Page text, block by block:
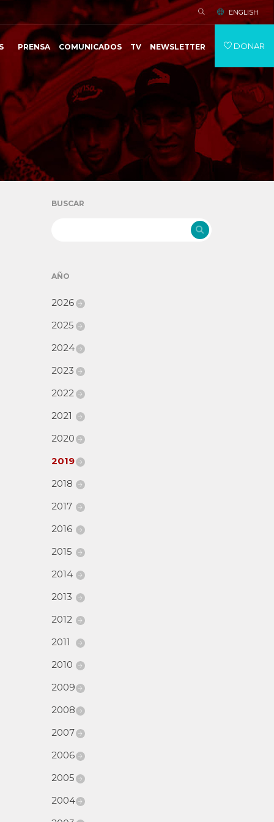
ENGLISH
PRENSA COMUNICADOS TV NEWSLETTER DONAR
BUSCAR
AÑO
2026
2025
2024
2023
2022
2021
2020
2019
2018
2017
2016
2015
2014
2013
2012
2011
2010
2009
2008
2007
2006
2005
2004